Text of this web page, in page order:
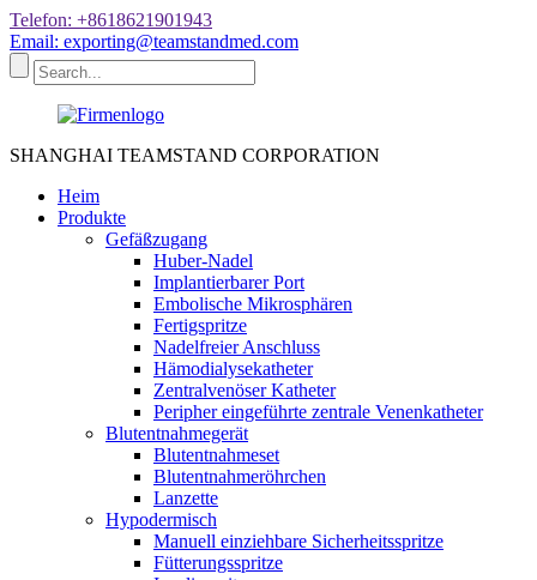
Telefon: +8618621901943
Email: exporting@teamstandmed.com
SHANGHAI TEAMSTAND CORPORATION
Heim
Produkte
Gefäßzugang
Huber-Nadel
Implantierbarer Port
Embolische Mikrosphären
Fertigspritze
Nadelfreier Anschluss
Hämodialysekatheter
Zentralvenöser Katheter
Peripher eingeführte zentrale Venenkatheter
Blutentnahmegerät
Blutentnahmeset
Blutentnahmeröhrchen
Lanzette
Hypodermisch
Manuell einziehbare Sicherheitsspritze
Fütterungsspritze